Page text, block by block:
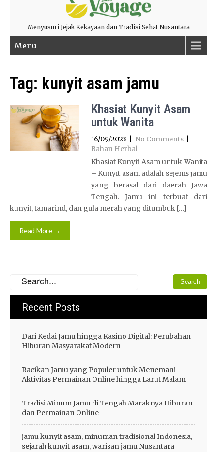
Menyusuri Jejak Kekayaan dan Tradisi Sehat Nusantara
Menu
Tag: kunyit asam jamu
Khasiat Kunyit Asam
untuk Wanita
16/09/2023 No Comments
Bahan Herbal
Khasiat Kunyit Asam untuk Wanita
– Kunyit asam adalah sejenis jamu
yang berasal dari daerah Jawa
Tengah. Jamu ini terbuat dari
kunyit, tamarind, dan gula merah yang ditumbuk […]
Read More →
Recent Posts
Dari Kedai Jamu hingga Kasino Digital: Perubahan
Hiburan Masyarakat Modern
Racikan Jamu yang Populer untuk Menemani
Aktivitas Permainan Online hingga Larut Malam
Tradisi Minum Jamu di Tengah Maraknya Hiburan
dan Permainan Online
jamu kunyit asam, minuman tradisional Indonesia,
sejarah kunyit asam, warisan jamu Nusantara